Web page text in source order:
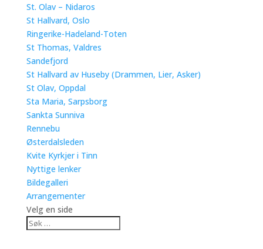
St. Olav – Nidaros
St Hallvard, Oslo
Ringerike-Hadeland-Toten
St Thomas, Valdres
Sandefjord
St Hallvard av Huseby (Drammen, Lier, Asker)
St Olav, Oppdal
Sta Maria, Sarpsborg
Sankta Sunniva
Rennebu
Østerdalsleden
Kvite Kyrkjer i Tinn
Nyttige lenker
Bildegalleri
Arrangementer
Velg en side